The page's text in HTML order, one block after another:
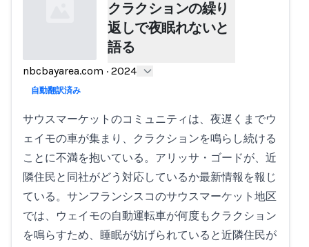
Loading...
クラクションの繰り
返しで夜眠れないと
語る
nbcbayarea.com · 2024
自動翻訳済み
サウスマーケットのコミュニティは、夜遅くまでウ
ェイモの車が集まり、クラクションを鳴らし続ける
ことに不満を抱いている。アリッサ・ゴードが、近
隣住民と同社がどう対応しているか最新情報を報じ
ている。サンフランシスコのサウスマーケット地区
では、ウェイモの自動運転車が何度もクラクション
を鳴らすため、睡眠が妨げられていると近隣住民が